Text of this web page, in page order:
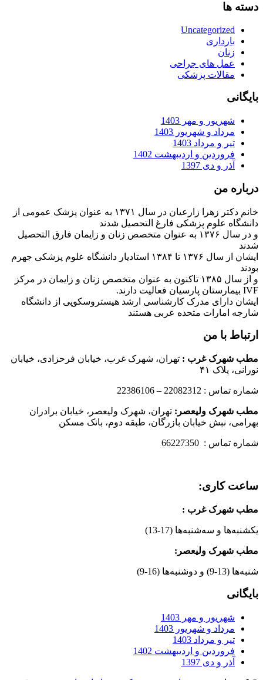
دسته ها
Uncategorized
بارداری
زنان
عمل های جراحی
مقالات پزشکی
بایگانی
شهریور و مهر 1403
مرداد و شهریور 1403
تیر و مرداد 1403
فروردین و اردیبهشت 1402
آذر و دی 1397
درباره من
خانم دکتر زهرا زارعیان در سال ۱۳۷۱ به عنوان پزشک عمومی از
دانشگاه علوم پزشکی فارغ التحصیل شدند
و در سال ۱۳۷۶ به عنوان متخصص زنان و زایمان فارق التحصیل
شدند
ایشان از سال ۱۳۷۶ تا ۱۳۸۴ استادیار دانشگاه علوم پزشکی جهرم
بودند
و از سال ۱۳۸۵ تاکنون به عنوان متخصص زنان و زایمان در مرکز
IVF بیمارستان پارسیان فعالیت دارند.
ایشان دارای مدرک کارشناسی ارشد هیستروسکوپی از دانشگاه
شارجه امارات متحده عربی هستند
ارتباط با من
مطب شهرک غرب : تهران، شهرک غرب، خیابان فرحزادی، خیابان
نورانی، پلاک ۴۱
شماره تماس : 22082312 – 22386106
مطب شهرک ولیعصر: تهران، شهرک ولیعصر، خیابان برادران
بهرامی، نبش خیابان بازرگان، طبقه دوم، بانک مسکن
شماره تماس : 66227350
ساعت کاری:
مطب شهرک غرب :
یکشنبه‌ها و سه‌شنبه‌ها (17-13)
مطب شهرک ولیعصر:
شنبه‌ها (13-9) و دوشنبه‌ها (16-9)
بایگانی
شهریور و مهر 1403
مرداد و شهریور 1403
تیر و مرداد 1403
فروردین و اردیبهشت 1402
آذر و دی 1397